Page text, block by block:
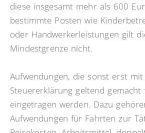
diese insgesamt mehr als 600
bestimmte Posten wie
oder Handwerkerleistungen gilt
Mindestgrenze nicht.
Aufwendungen, die sonst erst
Steuererklärung geltend gemacht
eingetragen werden. Dazu
Aufwendungen für Fahrten zur